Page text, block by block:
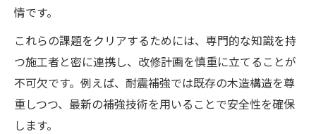
情です。
これらの課題をクリアするためには、専門的な知識を持
つ施工者と密に連携し、改修計画を慎重に立てることが
不可欠です。例えば、耐震補強では既存の木造構造を尊
重しつつ、最新の補強技術を用いることで安全性を確保
します。